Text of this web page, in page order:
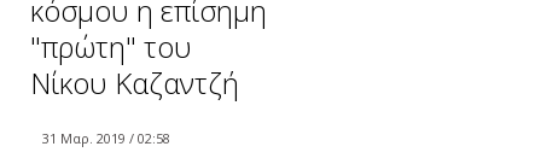
κόσμου η επίσημη
"πρώτη" του
Νίκου Καζαντζή
31 Μαρ. 2019 / 02:58